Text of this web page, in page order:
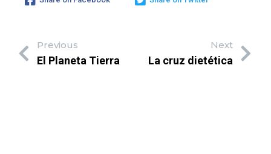
Previous
El Planeta Tierra
Next
La cruz dietética